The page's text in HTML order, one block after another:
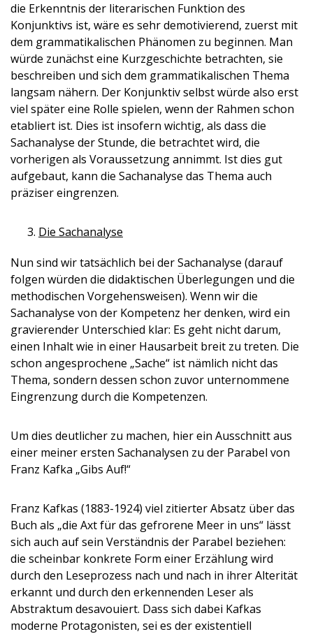
die Erkenntnis der literarischen Funktion des
Konjunktivs ist, wäre es sehr demotivierend, zuerst mit
dem grammatikalischen Phänomen zu beginnen. Man
würde zunächst eine Kurzgeschichte betrachten, sie
beschreiben und sich dem grammatikalischen Thema
langsam nähern. Der Konjunktiv selbst würde also erst
viel später eine Rolle spielen, wenn der Rahmen schon
etabliert ist. Dies ist insofern wichtig, als dass die
Sachanalyse der Stunde, die betrachtet wird, die
vorherigen als Voraussetzung annimmt. Ist dies gut
aufgebaut, kann die Sachanalyse das Thema auch
präziser eingrenzen.
Die Sachanalyse
Nun sind wir tatsächlich bei der Sachanalyse (darauf
folgen würden die didaktischen Überlegungen und die
methodischen Vorgehensweisen). Wenn wir die
Sachanalyse von der Kompetenz her denken, wird ein
gravierender Unterschied klar: Es geht nicht darum,
einen Inhalt wie in einer Hausarbeit breit zu treten. Die
schon angesprochene „Sache“ ist nämlich nicht das
Thema, sondern dessen schon zuvor unternommene
Eingrenzung durch die Kompetenzen.
Um dies deutlicher zu machen, hier ein Ausschnitt aus
einer meiner ersten Sachanalysen zu der Parabel von
Franz Kafka „Gibs Auf!“
Franz Kafkas (1883-1924) viel zitierter Absatz über das
Buch als „die Axt für das gefrorene Meer in uns“ lässt
sich auch auf sein Verständnis der Parabel beziehen:
die scheinbar konkrete Form einer Erzählung wird
durch den Leseprozess nach und nach in ihrer Alterität
erkannt und durch den erkennenden Leser als
Abstraktum desavouiert. Dass sich dabei Kafkas
moderne Protagonisten, sei es der existentiell